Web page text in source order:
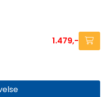
1.479,-